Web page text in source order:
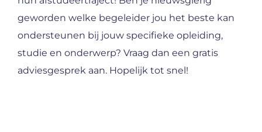
geworden welke begeleider jou het beste kan
ondersteunen bij jouw specifieke opleiding,
studie en onderwerp? Vraag dan een gratis
adviesgesprek aan. Hopelijk tot snel!